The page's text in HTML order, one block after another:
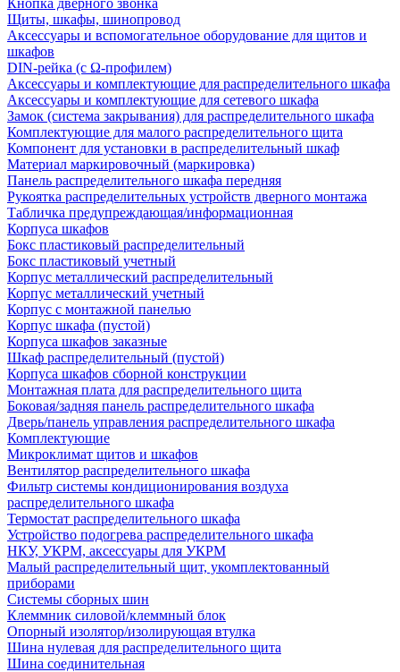
Кнопка дверного звонка
Щиты, шкафы, шинопровод
Аксессуары и вспомогательное оборудование для щитов и
шкафов
DIN-рейка (с Ω-профилем)
Аксессуары и комплектующие для распределительного шкафа
Аксессуары и комплектующие для сетевого шкафа
Замок (система закрывания) для распределительного шкафа
Комплектующие для малого распределительного щита
Компонент для установки в распределительный шкаф
Материал маркировочный (маркировка)
Панель распределительного шкафа передняя
Рукоятка распределительных устройств дверного монтажа
Табличка предупреждающая/информационная
Корпуса шкафов
Бокс пластиковый распределительный
Бокс пластиковый учетный
Корпус металлический распределительный
Корпус металлический учетный
Корпус с монтажной панелью
Корпус шкафа (пустой)
Корпуса шкафов заказные
Шкаф распределительный (пустой)
Корпуса шкафов сборной конструкции
Монтажная плата для распределительного щита
Боковая/задняя панель распределительного шкафа
Дверь/панель управления распределительного шкафа
Комплектующие
Микроклимат щитов и шкафов
Вентилятор распределительного шкафа
Фильтр системы кондиционирования воздуха
распределительного шкафа
Термостат распределительного шкафа
Устройство подогрева распределительного шкафа
НКУ, УКРМ, аксессуары для УКРМ
Малый распределительный щит, укомплектованный
приборами
Системы сборных шин
Клеммник силовой/клеммный блок
Опорный изолятор/изолирующая втулка
Шина нулевая для распределительного щита
Шина соединительная